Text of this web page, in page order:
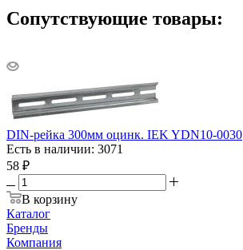
Сопутствующие товары:
DIN-рейка 300мм оцинк. IEK YDN10-0030
Есть в наличии: 3071
58 ₽
В корзину
Каталог
Бренды
Компания